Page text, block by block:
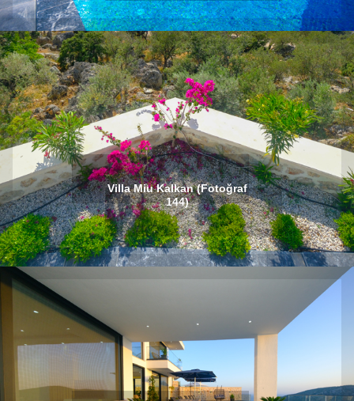
Villa Miu Kalkan (Fotoğraf
144)